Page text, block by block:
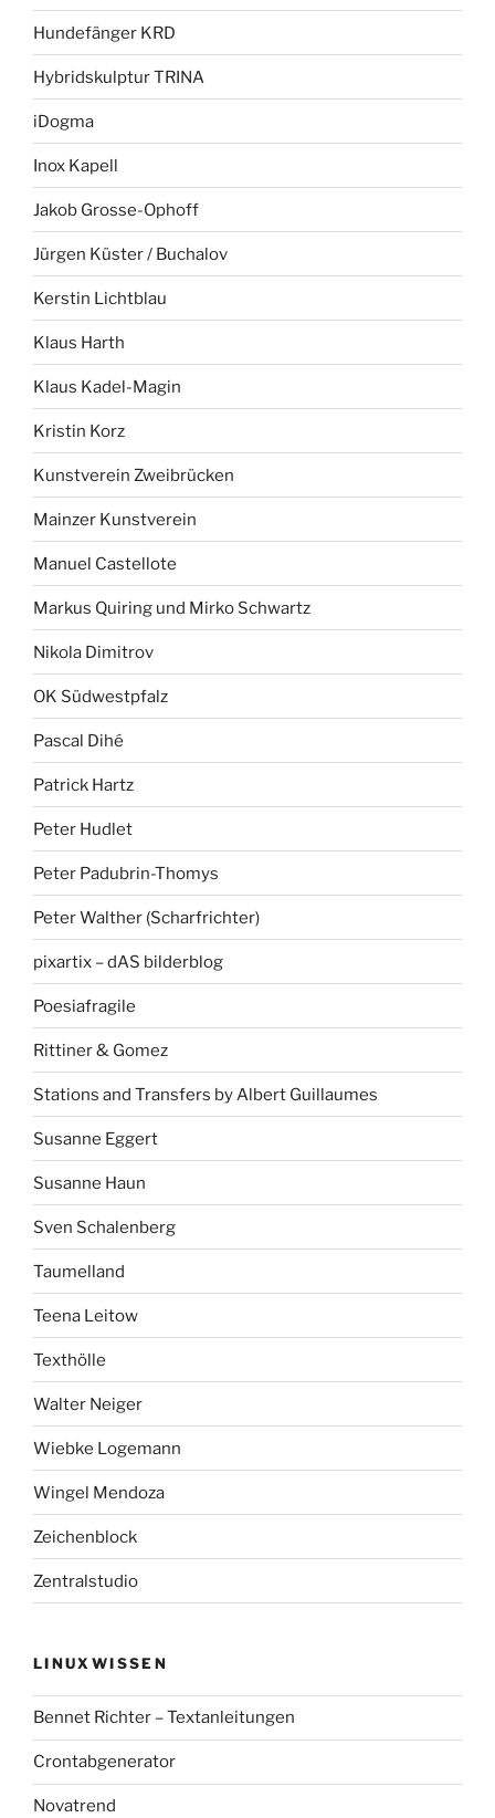
Hundefänger KRD
Hybridskulptur TRINA
iDogma
Inox Kapell
Jakob Grosse-Ophoff
Jürgen Küster / Buchalov
Kerstin Lichtblau
Klaus Harth
Klaus Kadel-Magin
Kristin Korz
Kunstverein Zweibrücken
Mainzer Kunstverein
Manuel Castellote
Markus Quiring und Mirko Schwartz
Nikola Dimitrov
OK Südwestpfalz
Pascal Dihé
Patrick Hartz
Peter Hudlet
Peter Padubrin-Thomys
Peter Walther (Scharfrichter)
pixartix – dAS bilderblog
Poesiafragile
Rittiner & Gomez
Stations and Transfers by Albert Guillaumes
Susanne Eggert
Susanne Haun
Sven Schalenberg
Taumelland
Teena Leitow
Texthölle
Walter Neiger
Wiebke Logemann
Wingel Mendoza
Zeichenblock
Zentralstudio
LINUXWISSEN
Bennet Richter – Textanleitungen
Crontabgenerator
Novatrend